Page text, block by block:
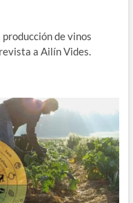
de vinos
a Ailín Vides.